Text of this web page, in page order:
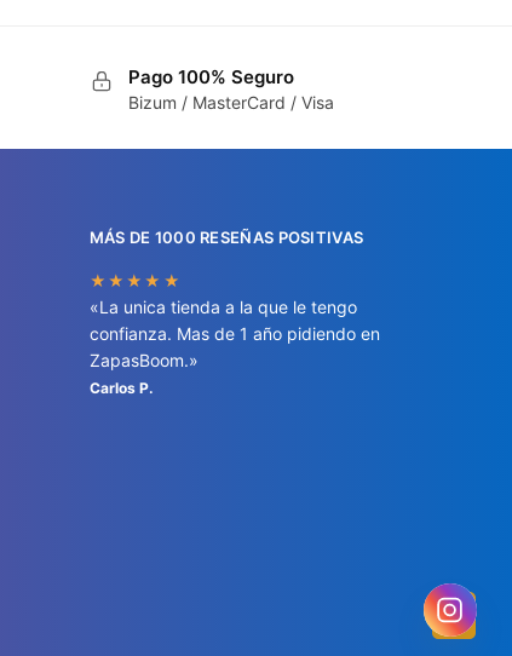
Pago 100% Seguro
Bizum / MasterCard / Visa
MÁS DE 1000 RESEÑAS POSITIVAS
★★★★★
«La unica tienda a la que le tengo
confianza. Mas de 1 año pidiendo en
ZapasBoom.»
Carlos P.